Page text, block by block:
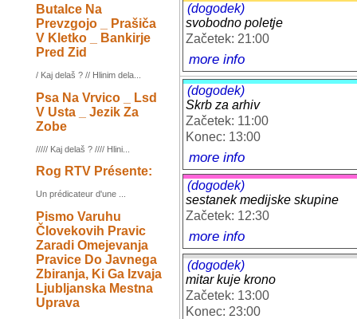
Butalce Na
Prevzgojo _ Prašiča
V Kletko _ Bankirje
Pred Zid
/ Kaj delaš ? // Hlinim dela...
Psa Na Vrvico _ Lsd
V Usta _ Jezik Za
Zobe
///// Kaj delaš ? //// Hlini...
Rog RTV Présente:
Un prédicateur d'une ...
Pismo Varuhu
Človekovih Pravic
Zaradi Omejevanja
Pravice Do Javnega
Zbiranja, Ki Ga Izvaja
Ljubljanska Mestna
Uprava
(dogodek)
svobodno poletje
Začetek: 21:00
more info
(dogodek)
Skrb za arhiv
Začetek: 11:00
Konec: 13:00
more info
(dogodek)
sestanek medijske skupine
Začetek: 12:30
more info
(dogodek)
mitar kuje krono
Začetek: 13:00
Konec: 23:00